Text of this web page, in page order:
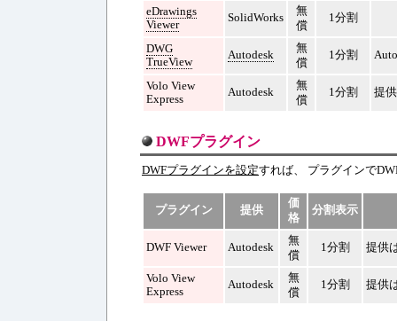
eDrawings
Viewer
SolidWorks
無
償
1分割
DWG
TrueView
Autodesk
無
償
1分割
Volo View
Express
Autodesk
無
償
1分割 提
DWFプラグイン
DWFプラグインを設定すれば、 プラグインで
プラグイン 提供
価
格
分割表示
DWF Viewer Autodesk
無
償
1分割 提供
Volo View
Express
Autodesk
無
償
1分割 提供